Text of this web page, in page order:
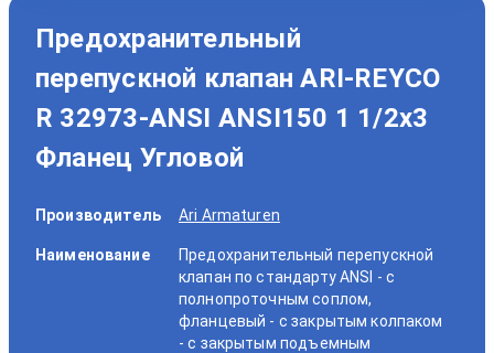
Предохранительный
перепускной клапан ARI-REYCO
R 32973-ANSI ANSI150 1 1/2x3
Фланец Угловой
Производитель Ari Armaturen
Наименование
Предохранительный перепускной
клапан по стандарту ANSI - с
полнопроточным соплом,
фланцевый - с закрытым колпаком
- с закрытым подъемным